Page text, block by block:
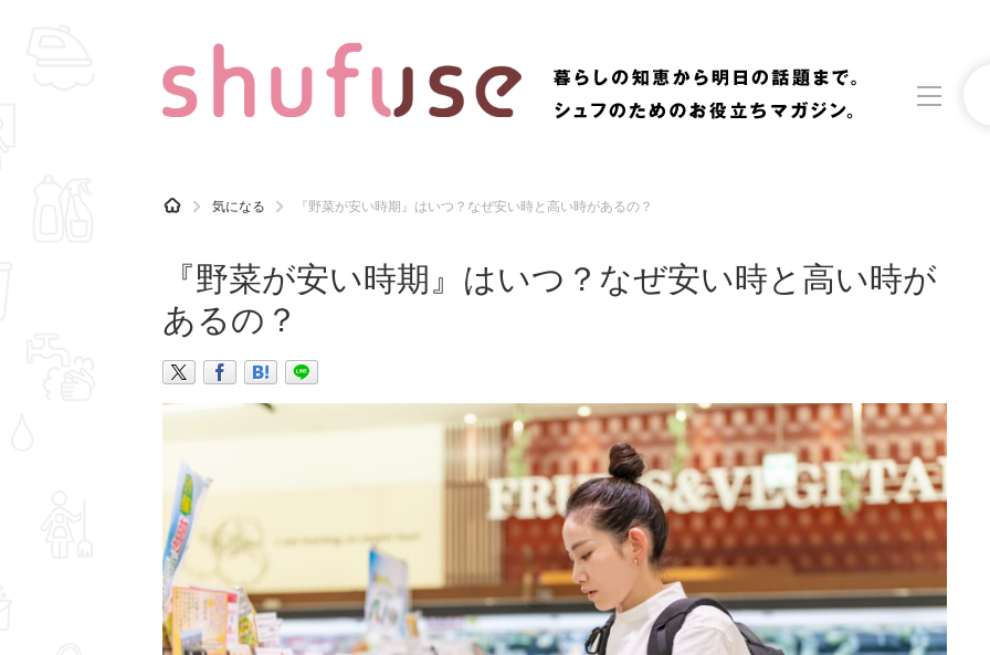
CATEGORY 記事カテゴリ
マナー 趣味 食材辞典 おすすめ
H
O
気になる 『野菜が安い時期』はいつ？なぜ安い時と高い時があるの？
『野菜が安い時期』はいつ？なぜ安い時と高い時が
あるの？